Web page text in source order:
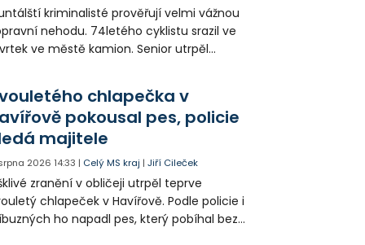
kriminalisté prověřují velmi vážnou
nehodu. 74letého cyklistu srazil ve
ve městě kamion. Senior utrpěl
případné svědky.chlapečka v
pokousal pes, policie
majitele
2026 14:33 | Celý MS kraj |Jiří Cileček
zranění v obličeji utrpěl teprve
chlapeček v Havířově. Podle policie i
ho napadl pes, který pobíhal bez